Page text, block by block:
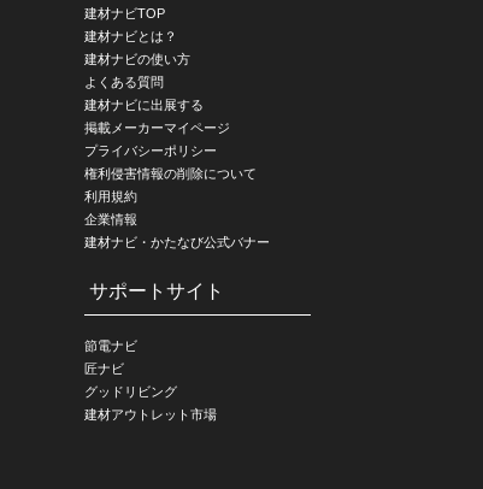
建材ナビTOP
建材ナビとは？
建材ナビの使い方
よくある質問
建材ナビに出展する
掲載メーカーマイページ
プライバシーポリシー
権利侵害情報の削除について
利用規約
企業情報
建材ナビ・かたなび公式バナー
サポートサイト
節電ナビ
匠ナビ
グッドリビング
建材アウトレット市場